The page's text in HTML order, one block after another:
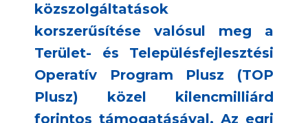
közszolgáltatások
korszerűsítése valósul meg a
Terület- és Településfejlesztési
Operatív Program Plusz (TOP
Plusz) közel kilencmilliárd
forintos támogatásával. Az egri